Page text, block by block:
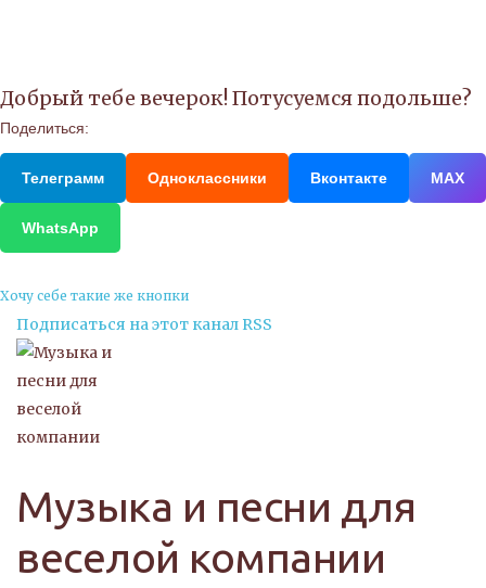
Добрый тебе вечерок! Потусуемся подольше?
Поделиться:
Телеграмм Одноклассники Вконтакте МАХ
WhatsApp
Хочу себе такие же кнопки
Подписаться на этот канал RSS
Музыка и песни для
веселой компании